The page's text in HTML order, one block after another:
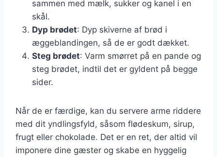
sammen med mælk, sukker og kanel i en
skål.
Dyp brødet: Dyp skiverne af brød i
æggeblandingen, så de er godt dækket.
Steg brødet: Varm smørret på en pande og
steg brødet, indtil det er gyldent på begge
sider.
Når de er færdige, kan du servere arme riddere
med dit yndlingsfyld, såsom flødeskum, sirup,
frugt eller chokolade. Det er en ret, der altid vil
imponere dine gæster og skabe en hyggelig